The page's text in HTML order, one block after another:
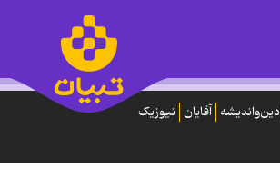
دین‌واندیشه آقایان نیوزیک